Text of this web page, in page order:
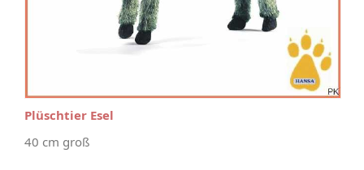
Plüschtier Esel
40 cm groß